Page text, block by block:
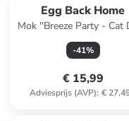
Egg Back Home
Mok ''Breeze Party - Cat
geel - 450 ml
-41%
€ 15,99
Adviesprijs (AVP): €